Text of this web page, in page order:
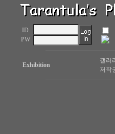
ID
PW
Exhibition
갤러
저작